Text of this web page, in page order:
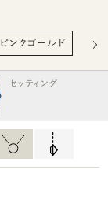
ピンクゴールド ハ
セッティング